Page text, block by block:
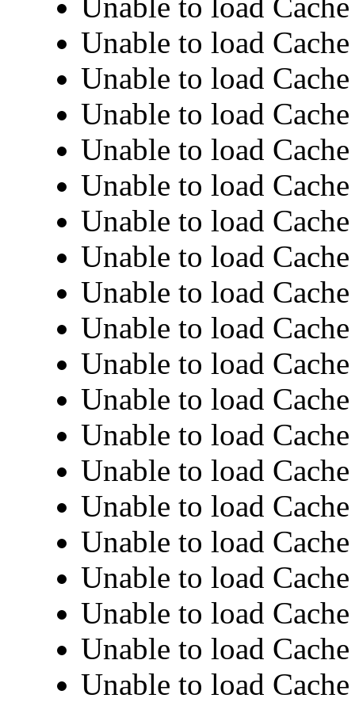
Unable to load
Unable to load
Unable to load
Unable to load
Unable to load
Unable to load
Unable to load
Unable to load
Unable to load
Unable to load
Unable to load
Unable to load
Unable to load
Unable to load
Unable to load
Unable to load
Unable to load
Unable to load
Unable to load